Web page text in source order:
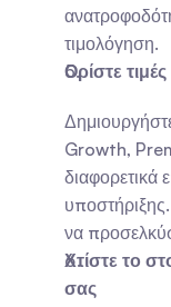
τιμολόγηση.
Ορίστε
Growth,
διαφορετικά
να
Χτίστε το
σας